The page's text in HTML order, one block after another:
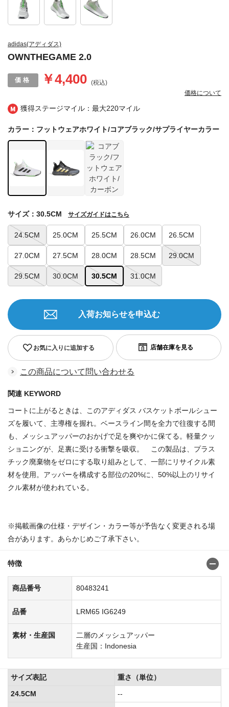
獲得ステージマイル：最大220マイル
adidas(アディダス)
OWNTHEGAME 2.0
￥4,400 (税込)
価格について
カラー：フットウェアホワイト/コアブラック/サプライヤーカラー
24.5CM 25.0CM 25.5CM 26.0CM 26.5CM
27.0CM 27.5CM 28.0CM 28.5CM 29.0CM
29.5CM 30.0CM 30.5CM 31.0CM
サイズ：30.5CM サイズガイドはこちら
お気に入りに追加する
入荷お知らせを申込む
この商品について問い合わせる
関連 KEYWORD
コートに上がるときは、このアディダス バスケットボールシュー
ズを履いて、主導権を握れ。ベースライン間を全力で往復する間
も、メッシュアッパーのおかげで足を爽やかに保てる。軽量クッ
ショニングが、足裏に受ける衝撃を吸収。 この製品は、プラス
チック廃棄物をゼロにする取り組みとして、一部にリサイクル素
材を使用。アッパーを構成する部位の20%に、50%以上のリサイ
クル素材が使われている。
※掲載画像の仕様・デザイン・カラー等が予告なく変更される場
合があります。あらかじめご了承下さい。
特徴
商品番号 80483241
品番 LRM65 IG6249
素材・生産国
二層のメッシュアッパー
生産国：Indonesia
サイズ表記
重さ（単位）
24.5CM
--